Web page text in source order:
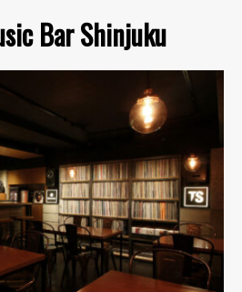
Bar Shinjuku